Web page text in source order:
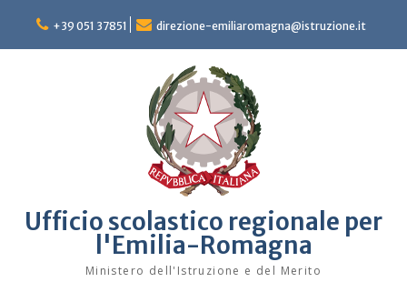
content
+39 051 37851 direzione-emiliaromagna@istruzione.it
Ufficio scolastico regionale per
l'Emilia-Romagna
Ministero dell'Istruzione e del Merito